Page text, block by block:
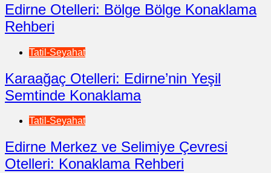
Edirne Otelleri: Bölge Bölge Konaklama
Rehberi
Tatil-Seyahat
Karaağaç Otelleri: Edirne’nin Yeşil
Semtinde Konaklama
Tatil-Seyahat
Edirne Merkez ve Selimiye Çevresi
Otelleri: Konaklama Rehberi